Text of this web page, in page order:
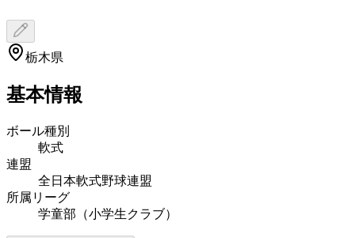
栃木県
基本情報
ボール種別
軟式
連盟
全日本軟式野球連盟
所属リーグ
学童部（小学生クラブ）